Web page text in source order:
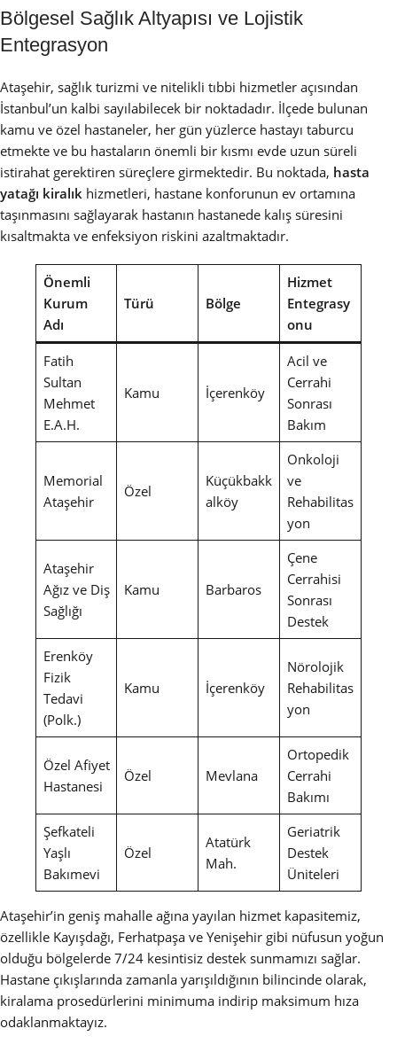
Bölgesel Sağlık Altyapısı ve Lojistik
Entegrasyon
Ataşehir, sağlık turizmi ve nitelikli tıbbi hizmetler açısından
İstanbul’un kalbi sayılabilecek bir noktadadır. İlçede bulunan
kamu ve özel hastaneler, her gün yüzlerce hastayı taburcu
etmekte ve bu hastaların önemli bir kısmı evde uzun süreli
istirahat gerektiren süreçlere girmektedir. Bu noktada, hasta
yatağı kiralık hizmetleri, hastane konforunun ev ortamına
taşınmasını sağlayarak hastanın hastanede kalış süresini
kısaltmakta ve enfeksiyon riskini azaltmaktadır.
Önemli
Kurum
Adı
Türü Bölge
Hizmet
Entegrasy
onu
Fatih
Sultan
Mehmet
E.A.H.
Kamu İçerenköy
Acil ve
Cerrahi
Sonrası
Bakım
Memorial
Ataşehir
Özel
Küçükbakk
alköy
Onkoloji
ve
Rehabilitas
yon
Ataşehir
Ağız ve Diş
Sağlığı
Kamu Barbaros
Çene
Cerrahisi
Sonrası
Destek
Erenköy
Fizik
Tedavi
(Polk.)
Kamu İçerenköy
Nörolojik
Rehabilitas
yon
Özel Afiyet
Hastanesi
Özel Mevlana
Ortopedik
Cerrahi
Bakımı
Şefkateli
Yaşlı
Bakımevi
Özel
Atatürk
Mah.
Geriatrik
Destek
Üniteleri
Ataşehir’in geniş mahalle ağına yayılan hizmet kapasitemiz,
özellikle Kayışdağı, Ferhatpaşa ve Yenişehir gibi nüfusun yoğun
olduğu bölgelerde 7/24 kesintisiz destek sunmamızı sağlar.
Hastane çıkışlarında zamanla yarışıldığının bilincinde olarak,
kiralama prosedürlerini minimuma indirip maksimum hıza
odaklanmaktayız.